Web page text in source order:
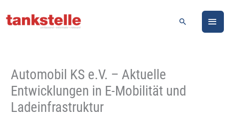
Inhalt
Suchen
Automobil KS e.V. – Aktuelle
Entwicklungen in E-Mobilität und
Ladeinfrastruktur